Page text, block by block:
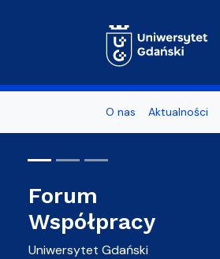
O nas Aktualności
Forum
Współpracy
Uniwersytet Gdański
Forum
Współpracy